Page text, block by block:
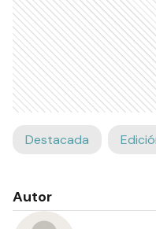
Destacada
Autor